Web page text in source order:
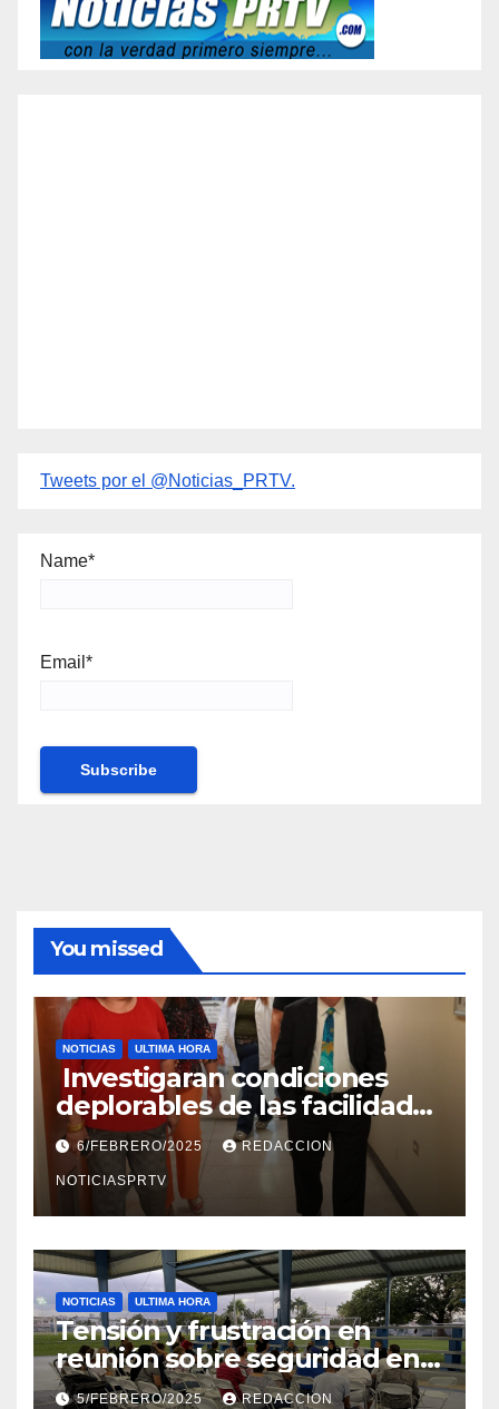
Tweets por el @Noticias_PRTV.
Name*
Email*
You missed
NOTICIAS ULTIMA HORA
Investigaran condiciones
deplorables de las facilidades
el Departamento de la Salud
en Mayagüez
6/FEBRERO/2025 REDACCION
NOTICIASPRTV
NOTICIAS ULTIMA HORA
Tensión y frustración en
reunión sobre seguridad en
Reparto Metropolitano
5/FEBRERO/2025 REDACCION